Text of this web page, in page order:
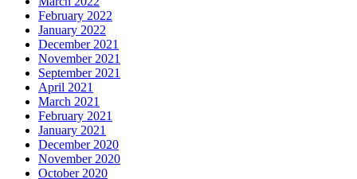
February 2022
January 2022
December 2021
November 2021
September 2021
April 2021
March 2021
February 2021
January 2021
December 2020
November 2020
October 2020